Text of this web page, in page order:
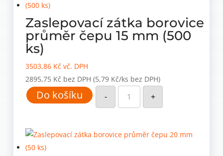
Zaslepovací zátka borovice
průměr čepu 15 mm (500
ks)
3503,86 Kč vč. DPH
2895,75 Kč bez DPH (5,79 Kč/ks bez DPH)
Do košíku -
Zaslepovací
zátka
borovice
průměr
(500
+